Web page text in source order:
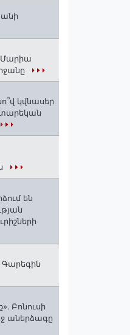
Մարիա
կվնասեր
տարեկան
են
Բոնուսի
աներձագը